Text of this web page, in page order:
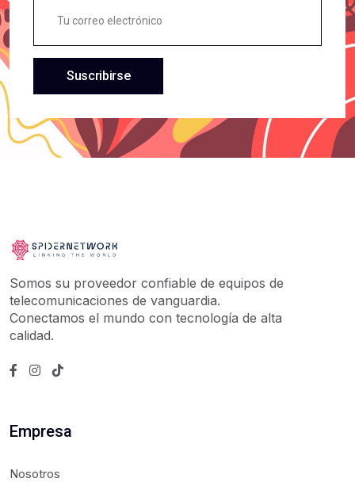
Suscribirse
Somos su proveedor confiable de equipos de
telecomunicaciones de vanguardia.
Conectamos el mundo con tecnología de alta
calidad.
Empresa
Nosotros